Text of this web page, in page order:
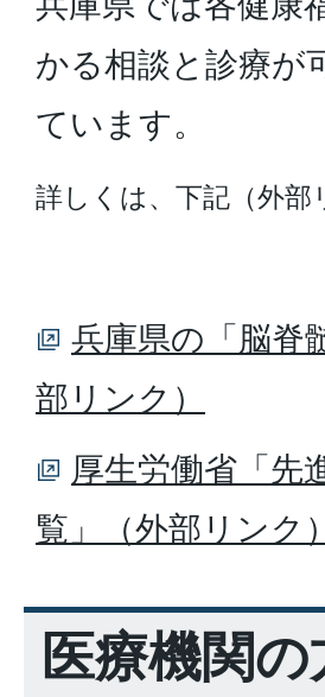
かる相談と診療が
ています。
詳しくは、下記（外
兵庫県の「脳脊
部リンク）
厚生労働省「先
覧」（外部リンク）
医療機関